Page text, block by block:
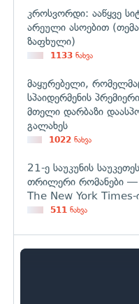
კროსვორდი: ააწყვე
არეული ასოებით
ზაფხული)
1133 ნახვა
მაყურებელი,
სპაიდერმენის
მთელი დარბაზი
გალახეს
1022 ნახვა
21-ე საუკუნის
თრილერი რომანები —
The New York Times-
511 ნახვა